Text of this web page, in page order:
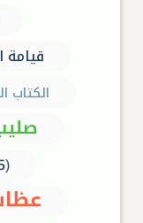
قيامة
الكتاب
صليب
عظات